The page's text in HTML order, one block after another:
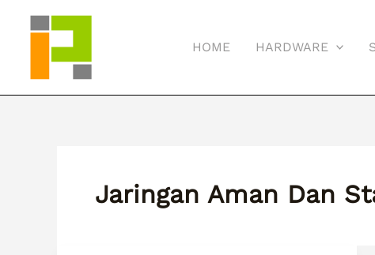
HOME HARDWARE
Jaringan Aman Dan